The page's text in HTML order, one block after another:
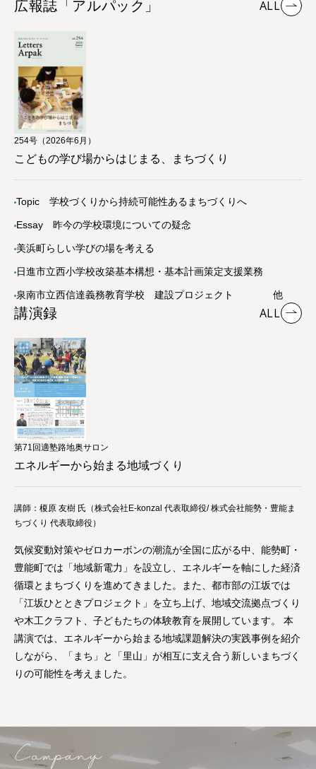
広報誌「アルパック」 ALL
254号（2026年6月）
こどもの学び場からはじまる、まちづくり
Topic 学校づくりから持続可能性あるまちづくりへ
Essay 昨今の学校環境についての疑念
美浜町らしい学びの場を考える
日進市立西小学校改築基本構想・基本計画策定支援業務
泉南市立西信達義務教育学校 建設プロジェクト 他
講演録 ALL
第71回適塾路地奥サロン
エネルギーから始まる地域づくり
講師：榎原 友樹 氏（株式会社E-konzal 代表取締役/ 株式会社能勢・豊能ま
ちづくり 代表取締役）
気候変動対策やゼロカーボンの潮流が全国に広がる中、能勢町・
豊能町では「地域新電力」を設立し、エネルギーを軸にした経済
循環とまちづくりを進めてきました。また、都市部の江坂では
「江坂ひとときプロジェクト」を立ち上げ、地域交流拠点づくり
や木工クラフト、子どもたちの体験教育を展開しています。 本
講演では、エネルギーから始まる地域課題解決の実践事例を紹介
しながら、「まち」と「里山」が相互に支え合う新しいまちづく
りの可能性を考えました。